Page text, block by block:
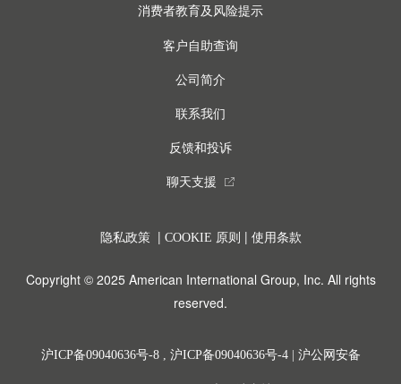
消费者教育及风险提示
客户自助查询
公司简介
联系我们
反馈和投诉
聊天支援 external_link
隐私政策| COOKIE 原则 | 使用条款
Copyright © 2025 American International Group, Inc. All rights
reserved.
沪ICP备09040636号-8, 沪ICP备09040636号-4| 沪公网安备